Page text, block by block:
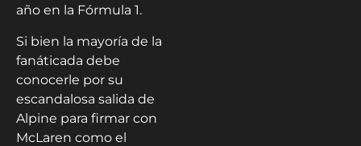
año en la Fórmula 1.
Si bien la mayoría de la
fanáticada debe
conocerle por su
escandalosa salida de
Alpine para firmar con
McLaren como el